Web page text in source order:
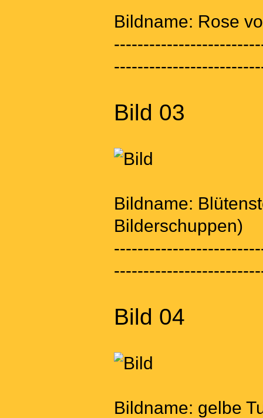
Bildname: Rose
Bild 03
Bildname:
Bilderschuppen)
Bild 04
Bildname: gelbe